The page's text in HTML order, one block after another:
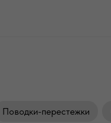
Поводки-перестежки